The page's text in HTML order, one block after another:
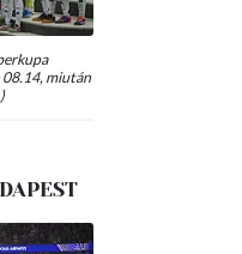
08.14, miután